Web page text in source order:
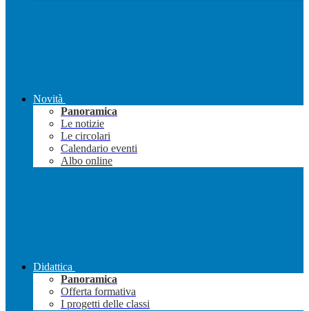
Novità
Panoramica
Le notizie
Le circolari
Calendario eventi
Albo online
Didattica
Panoramica
Offerta formativa
I progetti delle classi